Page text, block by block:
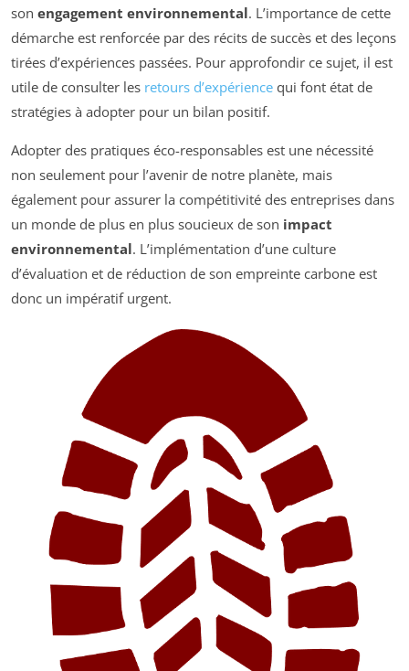
son engagement environnemental. L’importance de cette
démarche est renforcée par des récits de succès et des leçons
tirées d’expériences passées. Pour approfondir ce sujet, il est
utile de consulter les retours d’expérience qui font état de
stratégies à adopter pour un bilan positif.
Adopter des pratiques éco-responsables est une nécessité
non seulement pour l’avenir de notre planète, mais
également pour assurer la compétitivité des entreprises dans
un monde de plus en plus soucieux de son impact
environnemental. L’implémentation d’une culture
d’évaluation et de réduction de son empreinte carbone est
donc un impératif urgent.